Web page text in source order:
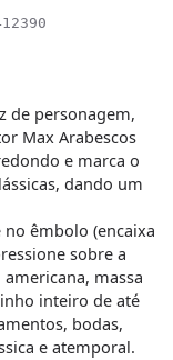
de personagem,
Max Arabescos
e marca o
dando um
no êmbolo (encaixa
sobre a
massa
inteiro de até
bodas,
e atemporal.